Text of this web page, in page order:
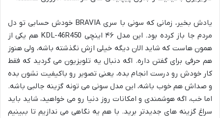
یادش بخیر، زمانی که سونی با سری BRAVIA خودش حسابی تو دل
مردم جا باز کرده بود. این مدل ۴۶ اینچی KDL-46R450 هم یکی از
همون هاست که شاید الان دیگه خیلی ازش نگذشته باشه، ولی هنوز
هم حرفی برای گفتن داره. اگه دنبال یه تلویزیون می گردید که فقط
کار خودش رو درست انجام بده، یعنی تصویر رو باکیفیت نشون بده
و صداش هم خوب باشه، این مدل سونی می تونه گزینه جالبی باشه.
اما خب، اگه هوشمندی و امکانات روز دنیا رو می خواهید، شاید باید
سراغ گزینه های جدیدتر برید. با هم یه نگاهی می ندازیم تا ببینیم